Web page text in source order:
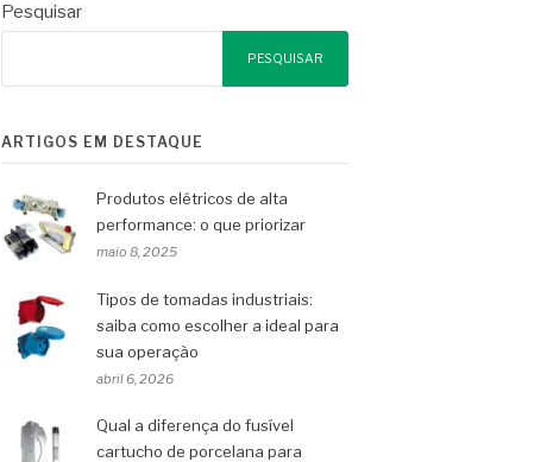
Pesquisar
PESQUISAR
ARTIGOS EM DESTAQUE
Produtos elétricos de alta
performance: o que priorizar
maio 8, 2025
Tipos de tomadas industriais:
saiba como escolher a ideal para
sua operação
abril 6, 2026
Qual a diferença do fusível
cartucho de porcelana para